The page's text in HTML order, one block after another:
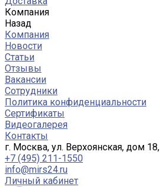
Компания
Назад
Компания
Новости
Статьи
Отзывы
Вакансии
Сотрудники
Политика конфиденциальности
Сертификаты
Видеогалерея
Контакты
г. Москва, ул. Верхоянская, дом
+7 (495) 211-1550
info@mirs24.ru
Личный кабинет